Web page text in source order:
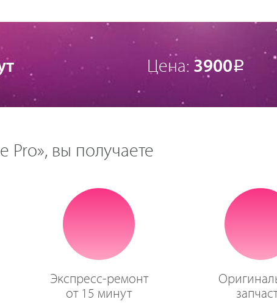
Цена: 3900Р
вы получаете
Экспресс-ремонт
от 15 минут